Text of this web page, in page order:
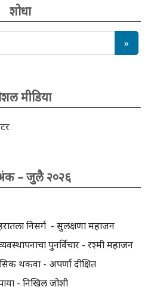
शोधा
मीडिया
– जुलै २०२६
निसर्ग - सुलक्षणा महाजन
पुनर्विचार - रश्मी महाजन
थकवा - अपर्णा दीक्षित
- निखिल जोशी